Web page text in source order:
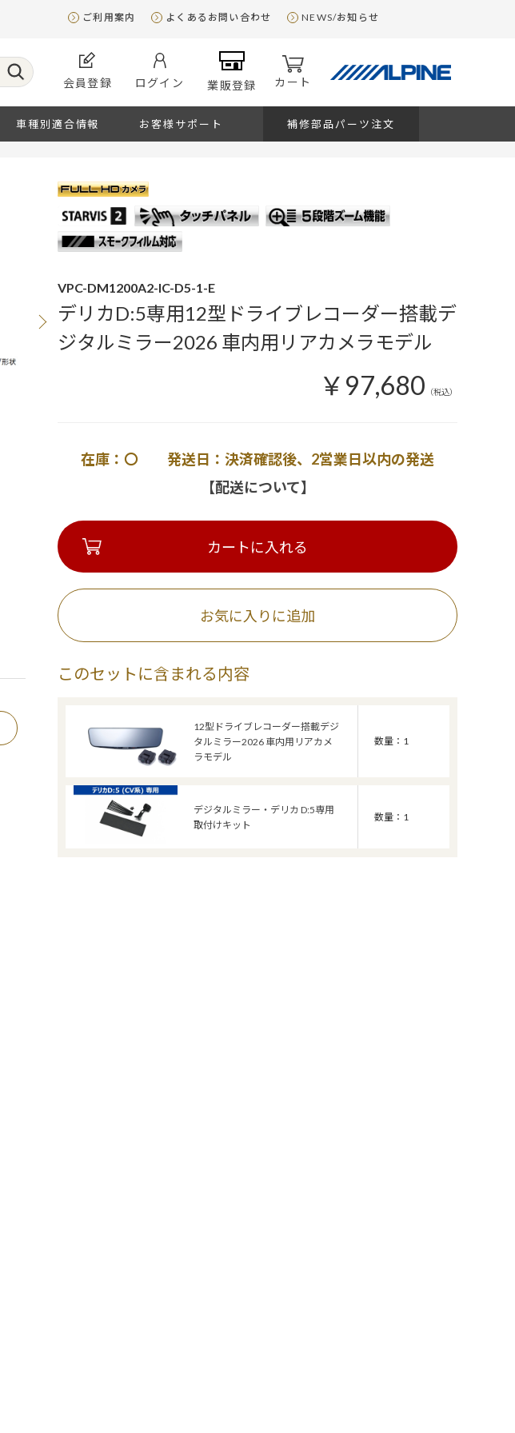
ご利用案内 よくあるお問い合わせ NEWS/お知らせ
会員登録 ログイン 業販登録 カート
車種別適合情報 お客様サポート 補修部品パーツ注文
VPC-DM1200A2-IC-D5-1-E
デリカD:5専用12型ドライブレコーダー搭載デ
ジタルミラー2026 車内用リアカメラモデル
￥97,680 （税込）
在庫：〇 発送日：決済確認後、2営業日以内の発送
【配送について】
カートに入れる
このセットに含まれる内容
12型ドライブレコーダー搭載デジ
タルミラー2026 車内用リアカメ
ラモデル
数量：1
デジタルミラー・デリカ D:5専用
取付けキット
数量：1
お気に入りに追加